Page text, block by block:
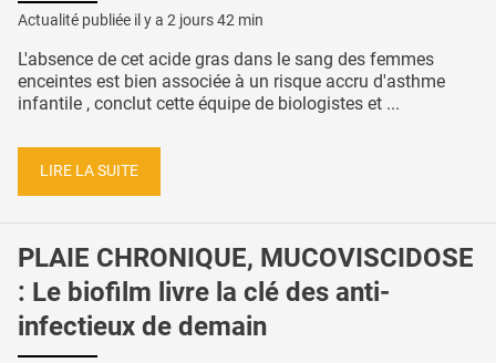
Actualité publiée il y a 2 jours 42 min
L'absence de cet acide gras dans le sang des femmes
enceintes est bien associée à un risque accru d'asthme
infantile , conclut cette équipe de biologistes et ...
LIRE LA SUITE
PLAIE CHRONIQUE, MUCOVISCIDOSE
: Le biofilm livre la clé des anti-
infectieux de demain